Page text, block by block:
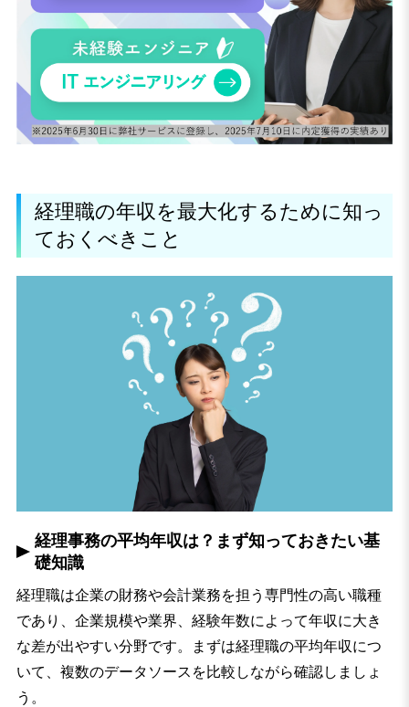
経理職の年収を最大化するために知っ
ておくべきこと
経理事務の平均年収は？まず知っておきたい基
礎知識
経理職は企業の財務や会計業務を担う専門性の高い職種
であり、企業規模や業界、経験年数によって年収に大き
な差が出やすい分野です。まずは経理職の平均年収につ
いて、複数のデータソースを比較しながら確認しましょ
う。